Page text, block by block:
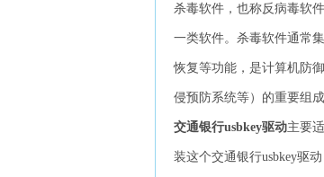
杀毒软件，也称反病毒软
一类软件。杀毒软件通常
恢复等功能，是计算机防
侵预防系统等）的重要组成
交通银行usbkey驱动主要
装这个交通银行usbkey驱